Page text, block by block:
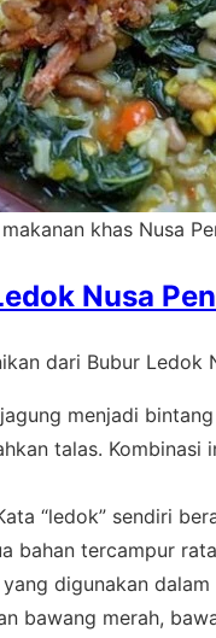
khas Nusa
Nusa
dari Bubur Ledok
menjadi
talas.
“ledok” sendiri
bahan tercampur
yang digunakan
bawang merah,